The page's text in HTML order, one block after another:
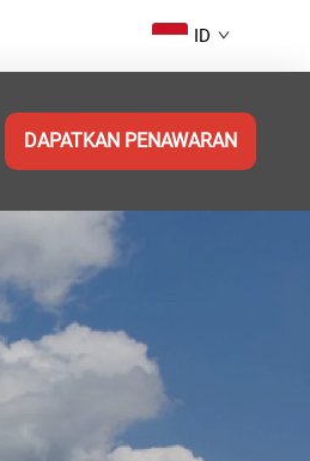
ID
DAPATKAN PENAWARAN